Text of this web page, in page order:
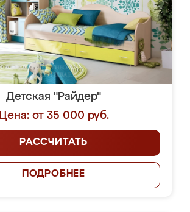
Детская "Райдер"
Цена: от 35 000 руб.
РАССЧИТАТЬ
ПОДРОБНЕЕ